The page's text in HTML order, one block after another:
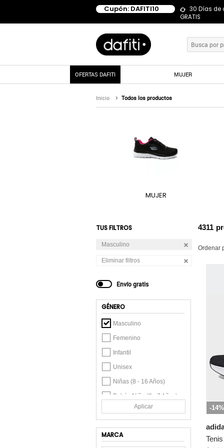
Cupón: DAFITI10
30 Días de
GRATIS
OFERTAS DAFITI MUJER
Inicio Todos los productos
MUJER
TUS FILTROS
Masculino
Eliminar filtros
Envío gratis
GÉNERO
Masculino
Femenino
Infantil
Unisex
Niñas (8 - 16 Años)
Bebés Niña (2 - 7 Años)
Niños (8 - 16 Años)
Unisex Infantil
Aplicar
MARCA
4311
Ordenar
-14%